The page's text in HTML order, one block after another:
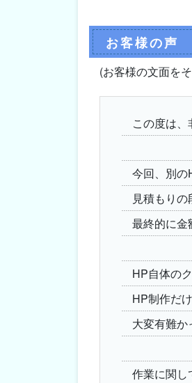
お客様の声
(お客様の文面を
この度は
今回、別の
見積もり
最終的に金
HP自体の
HP制作だ
大変有難か
作業に関し